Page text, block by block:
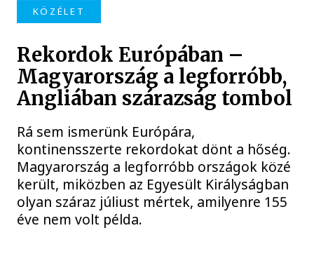
KÖZÉLET
Rekordok Európában –
Magyarország a legforróbb,
Angliában szárazság tombol
Rá sem ismerünk Európára,
kontinensszerte rekordokat dönt a hőség.
Magyarország a legforróbb országok közé
került, miközben az Egyesült Királyságban
olyan száraz júliust mértek, amilyenre 155
éve nem volt példa.